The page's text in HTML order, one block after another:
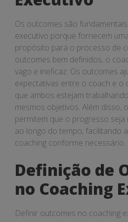
Os outcomes são
executivo porque fornecem
propósito para o processo de
outcomes bem definidos, o
vago e ineficaz. Os outcomes
expectativas entre o coach e o
que ambos estejam
mesmos objetivos. Além disso,
permitem que o progresso
ao longo do tempo, facilitando
coaching conforme necessário.
Definição de
no Coaching
Definir outcomes no coaching